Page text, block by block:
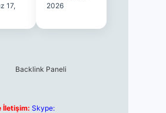
17,
2026
İletişim: Skype: